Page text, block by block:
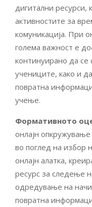
дигитални ресурси,
активностите за
комуникација. При
голема важност е
континуирано да се
учениците, како и
повратна
учење.
Формативното
онлајн
во поглед на избор
онлајн алатка,
ресурс за следење
одредување на
повратна